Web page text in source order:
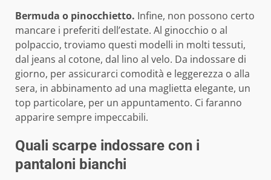
Bermuda o pinocchietto. Infine, non possono certo
mancare i preferiti dell’estate. Al ginocchio o al
polpaccio, troviamo questi modelli in molti tessuti,
dal jeans al cotone, dal lino al velo. Da indossare di
giorno, per assicurarci comodità e leggerezza o alla
sera, in abbinamento ad una maglietta elegante, un
top particolare, per un appuntamento. Ci faranno
apparire sempre impeccabili.
Quali scarpe indossare con i
pantaloni bianchi